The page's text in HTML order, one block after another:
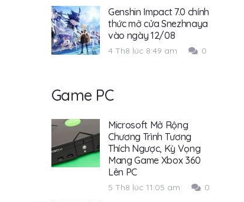
Genshin Impact 7.0 chính
thức mở cửa Snezhnaya
vào ngày 12/08
4 Th8 lúc 8:49 am 0
Game PC
Microsoft Mở Rộng
Chương Trình Tương
Thích Ngược, Kỳ Vọng
Mang Game Xbox 360
Lên PC
5 Th8 lúc 11:05 am 0